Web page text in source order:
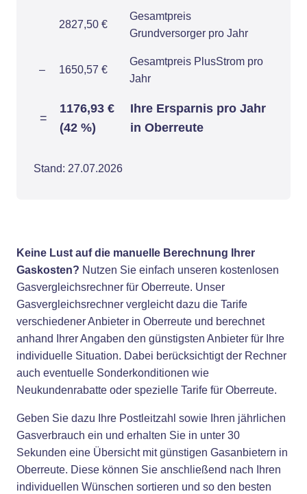
2827,50 €
Gesamtpreis
Grundversorger pro Jahr
– 1650,57 €
Gesamtpreis PlusStrom pro
Jahr
=
1176,93 €
(42 %)
Ihre Ersparnis pro Jahr
in Oberreute
Stand: 27.07.2026
Keine Lust auf die manuelle Berechnung Ihrer
Gaskosten? Nutzen Sie einfach unseren kostenlosen
Gasvergleichsrechner für Oberreute. Unser
Gasvergleichsrechner vergleicht dazu die Tarife
verschiedener Anbieter in Oberreute und berechnet
anhand Ihrer Angaben den günstigsten Anbieter für Ihre
individuelle Situation. Dabei berücksichtigt der Rechner
auch eventuelle Sonderkonditionen wie
Neukundenrabatte oder spezielle Tarife für Oberreute.
Geben Sie dazu Ihre Postleitzahl sowie Ihren jährlichen
Gasverbrauch ein und erhalten Sie in unter 30
Sekunden eine Übersicht mit günstigen Gasanbietern in
Oberreute. Diese können Sie anschließend nach Ihren
individuellen Wünschen sortieren und so den besten